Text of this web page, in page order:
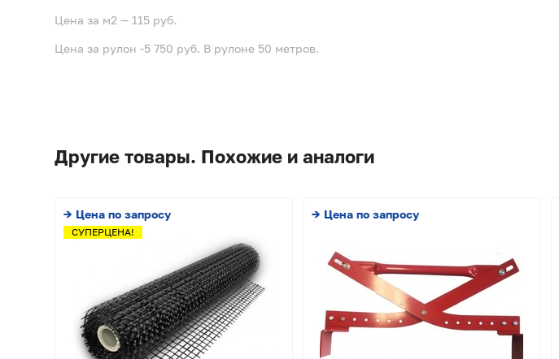
Цена за м2 — 115 руб.
Цена за рулон -5 750 руб. В рулоне 50 метров.
Другие товары. Похожие и аналоги
→ Цена по запросу
СУПЕРЦЕНА!
→ Цена по запросу